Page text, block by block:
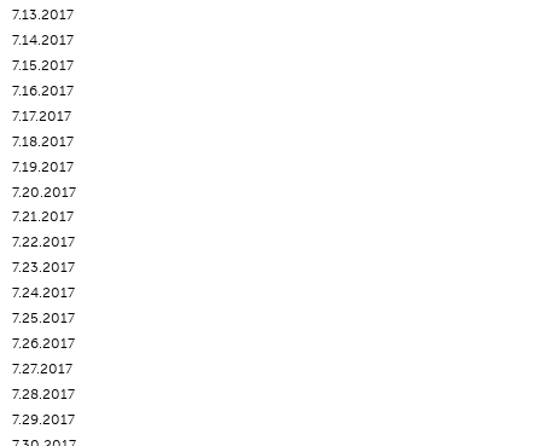
7.13.2017
7.14.2017
7.15.2017
7.16.2017
7.17.2017
7.18.2017
7.19.2017
7.20.2017
7.21.2017
7.22.2017
7.23.2017
7.24.2017
7.25.2017
7.26.2017
7.27.2017
7.28.2017
7.29.2017